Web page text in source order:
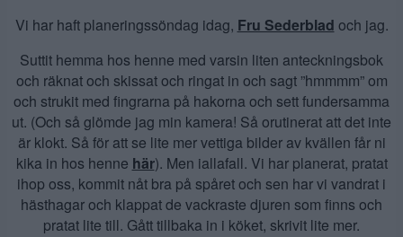
Vi har haft planeringssöndag idag, Fru Sederblad och jag.
Suttit hemma hos henne med varsin liten anteckningsbok
och räknat och skissat och ringat in och sagt ”hmmmm” om
och strukit med fingrarna på hakorna och sett fundersamma
ut. (Och så glömde jag min kamera! Så orutinerat att det inte
är klokt. Så för att se lite mer vettiga bilder av kvällen får ni
kika in hos henne här). Men iallafall. Vi har planerat, pratat
ihop oss, kommit nåt bra på spåret och sen har vi vandrat i
hästhagar och klappat de vackraste djuren som finns och
pratat lite till. Gått tillbaka in i köket, skrivit lite mer.